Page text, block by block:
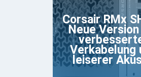
Corsair RMx
Neue
Verkabelung
leiserer